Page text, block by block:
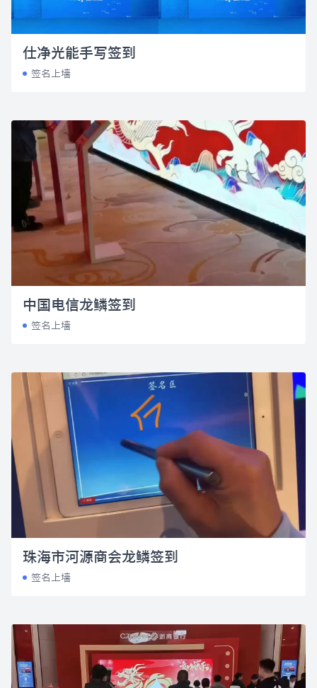
仕净光能手写签到
签名上墙
中国电信龙鳞签到
签名上墙
珠海市河源商会龙鳞签到
签名上墙